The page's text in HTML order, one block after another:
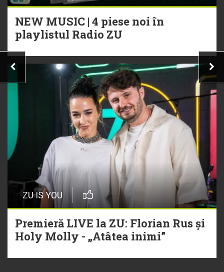
NEW MUSIC | 4 piese noi în
playlistul Radio ZU
ZU IS YOU
Premieră LIVE la ZU: Florian Rus și
Holy Molly - „Atâtea inimi”